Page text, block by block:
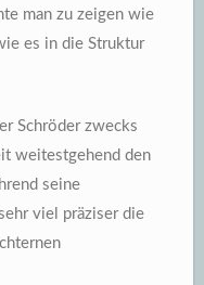
man zu zeigen wie
es in die Struktur
Schröder zwecks
weitestgehend den
seine
viel präziser die